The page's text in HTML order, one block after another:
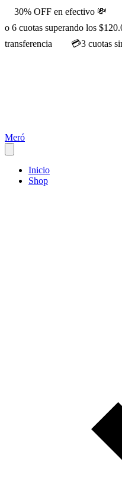
30% OFF en efectivo 💸
o 6 cuotas superando los
transferencia
💳3 cuotas
Meró
Inicio
Shop